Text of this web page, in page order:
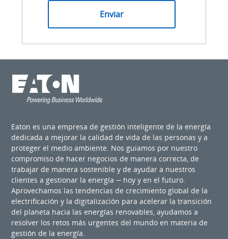
Eaton es una empresa de gestión inteligente de la energía
dedicada a mejorar la calidad de vida de las personas y a
proteger el medio ambiente. Nos guiamos por nuestro
compromiso de hacer negocios de manera correcta, de
trabajar de manera sostenible y de ayudar a nuestros
clientes a gestionar la energía ─ hoy y en el futuro.
Aprovechamos las tendencias de crecimiento global de la
electrificación y la digitalización para acelerar la transición
del planeta hacia las energías renovables, ayudamos a
resolver los retos más urgentes del mundo en materia de
gestión de la energía.